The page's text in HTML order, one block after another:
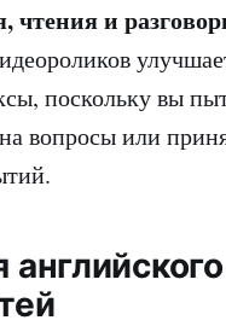
чтения и
поскольку вы
вопросы или